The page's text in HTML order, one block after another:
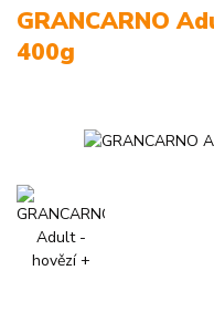
GRANCARNO
400g